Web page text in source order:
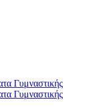
Γυμναστικής
Γυμναστικής